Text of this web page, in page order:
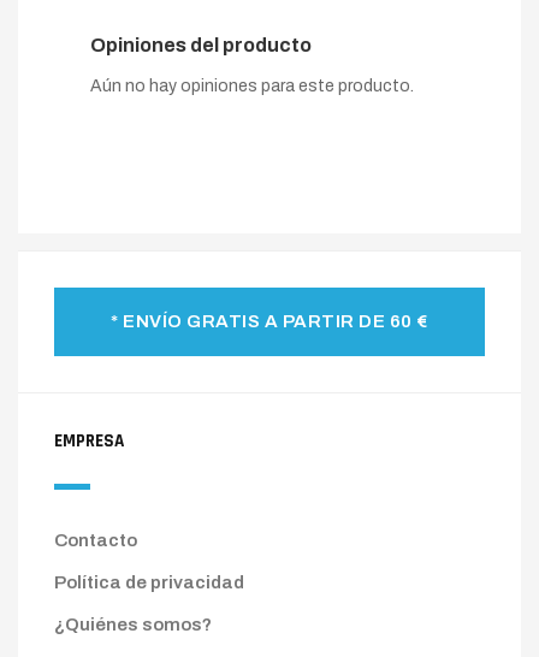
Opiniones del producto
Aún no hay opiniones para este producto.
* ENVÍO GRATIS A PARTIR DE 60 €
EMPRESA
Contacto
Política de privacidad
¿Quiénes somos?